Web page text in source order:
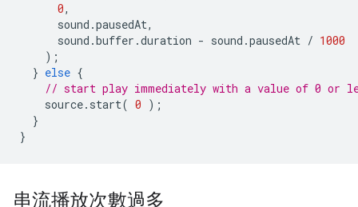
0,
sound .pausedAt,
sound .buffer .duration - sound .pausedAt / 1000
);
} else {
// start play immediately with a value of 0 or
source. start( 0 );
}
}
串流播放次數過多